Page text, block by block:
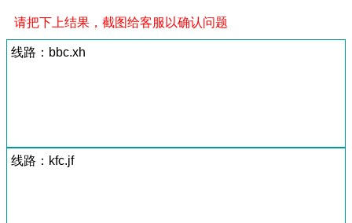
请把下上结果，截图给客服以确认问题
线路：bbc.xh
线路：kfc.jf